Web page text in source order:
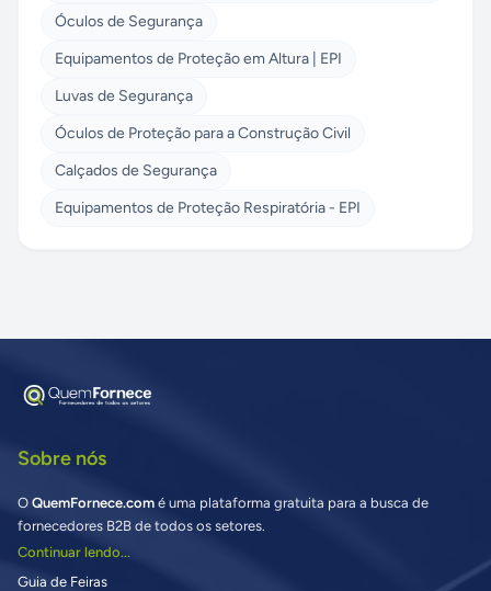
Óculos de Segurança
Equipamentos de Proteção em Altura | EPI
Luvas de Segurança
Óculos de Proteção para a Construção Civil
Calçados de Segurança
Equipamentos de Proteção Respiratória - EPI
Sobre nós
O QuemFornece.com é uma plataforma gratuita para a busca de
fornecedores B2B de todos os setores.
Continuar lendo...
Guia de Feiras